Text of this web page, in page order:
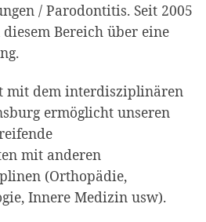
/ Parodontitis. Seit 2005
Bereich über eine
mit dem interdisziplinären
ermöglicht unseren
mit anderen
(Orthopädie,
Innere Medizin usw).